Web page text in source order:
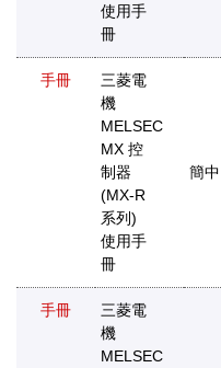
使用手
冊
手冊
三菱電
機
MELSEC
MX 控
制器
(MX-R
系列)
使用手
冊
簡中
手冊
三菱電
機
MELSEC